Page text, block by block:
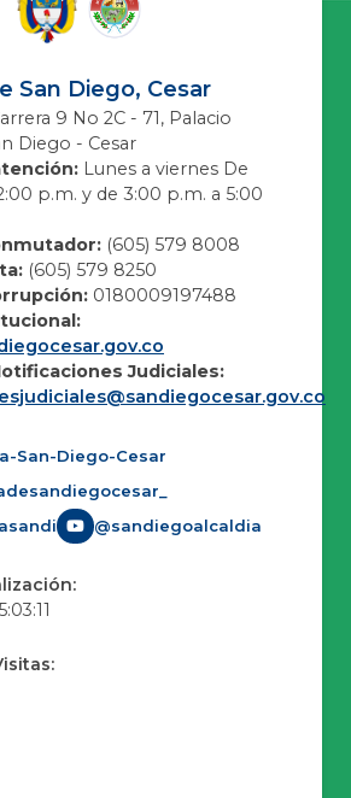
San Diego, Cesar
9 No 2C - 71, Palacio
Diego - Cesar
Lunes a viernes De
p.m. y de 3:00 p.m. a 5:00
(605) 579 8008
(605) 579 8250
0180009197488
Judiciales:
San-Diego-Cesar
@sandiegoalcaldia